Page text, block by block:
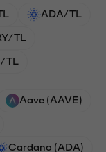
ADA/TL
TL
TL
Aave (AAVE)
Cardano (ADA)